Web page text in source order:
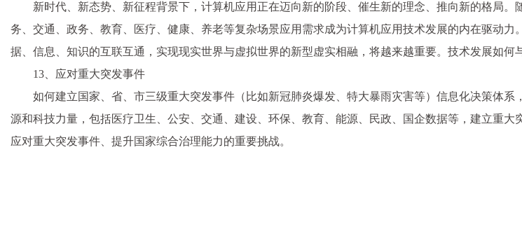
新时代、新态势、新征程背景下，计算机应用正在迈向新的阶段、催生新的理念、推向新的格局
务、交通、政务、教育、医疗、健康、养老等复杂场景应用需求成为计算机应用技术发展的内在驱动
据、信息、知识的互联互通，实现现实世界与虚拟世界的新型虚实相融，将越来越重要。技术发展如何
13、应对重大突发事件
如何建立国家、省、市三级重大突发事件（比如新冠肺炎爆发、特大暴雨灾害等）信息化决策体
源和科技力量，包括医疗卫生、公安、交通、建设、环保、教育、能源、民政、国企数据等，建立重
应对重大突发事件、提升国家综合治理能力的重要挑战。